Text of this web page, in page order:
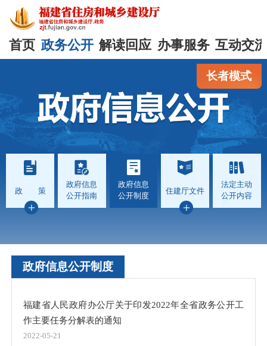
首页 政务公开 解读回应 办事服务 互动交
长者模式
政 策
政府信息
公开指南
政府信息
公开制度
住建厅文件
法定主动
公开内容
政府信息公开制度
福建省人民政府办公厅关于印发2022年全省政务公开工
作主要任务分解表的通知
2022-05-21